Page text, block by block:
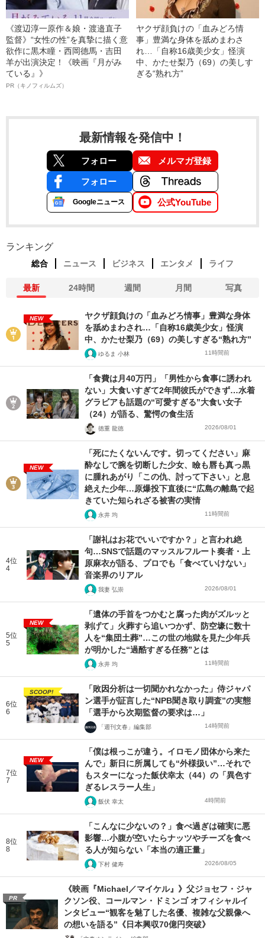
《渡辺淳一原作＆娘・渡邉直子
監督》“女性の性”を真摯に描く意
欲作に黒木瞳・西岡德馬・吉田
羊が出演決定！《映画『月がみ
ている』》
PR（キノフィルムズ）
ヤクザ顔負けの「血みどろ情
事」豊満な身体を舐めまわさ
れ…「自称16歳美少女」怪演
中、かたせ梨乃（69）の美しす
ぎる“熟れ方”
最新情報を発信中！
フォロー メルマガ登録
フォロー
Googleニュース 公式YouTube
ランキング
総合 ニュース ビジネス エンタメ ライフ
最新 24時間 週間 月間 写真
NEW
ヤクザ顔負けの「血みどろ情事」豊満な身体
を舐めまわされ…「自称16歳美少女」怪演
中、かたせ梨乃（69）の美しすぎる“熟れ方”
ゆるま 小林 11時間前
「食費は月40万円」「男性から食事に誘われ
ない」大食いすぎて2年間彼氏ができず…水着
グラビアも話題の“可愛すぎる”大食い女子
（24）が語る、驚愕の食生活
徳重 龍徳 2026/08/01
NEW
「死にたくないんです。切ってください」麻
酔なしで腕を切断した少女、瞼も唇も真っ黒
に腫れあがり「この仇、討って下さい」と息
絶えた少年…原爆投下直後に“広島の離島で起
きていた知られざる被害の実情
永井 均 11時間前
4位
4
「謝礼はお花でいいですか？」と言われ絶
句…SNSで話題のマッスルフルート奏者・上
原麻衣が語る、プロでも「食べていけない」
音楽界のリアル
我妻 弘崇 2026/08/01
5位
5
NEW
「遺体の手首をつかむと腐った肉がズルッと
剥げて」火葬すら追いつかず、防空壕に数十
人を“集団土葬”…この世の地獄を見た少年兵
が明かした“過酷すぎる任務”とは
永井 均 11時間前
6位
6
SCOOP!
「敗因分析は一切聞かれなかった」侍ジャパ
ン選手が証言した“NPB聞き取り調査”の実態
「選手から次期監督の要求は…」
「週刊文春」編集部 14時間前
7位
7
NEW
「僕は根っこが違う。イロモノ団体から来た
んで」新日に所属しても“外様扱い”…それで
もスターになった飯伏幸太（44）の「異色す
ぎるレスラー人生」
飯伏 幸太 4時間前
8位
8
「こんなに少ないの？」食べ過ぎは確実に悪
影響…小腹が空いたらナッツやチーズを食べ
る人が知らない「本当の適正量」
下村 健寿 2026/08/05
PR
《映画『Michael／マイケル』》父ジョセフ・ジャ
クソン役、コールマン・ドミンゴ オフィシャルイ
ンタビュー“観客を魅了した名優、複雑な父親像へ
の想いを語る”《日本興収70億円突破》